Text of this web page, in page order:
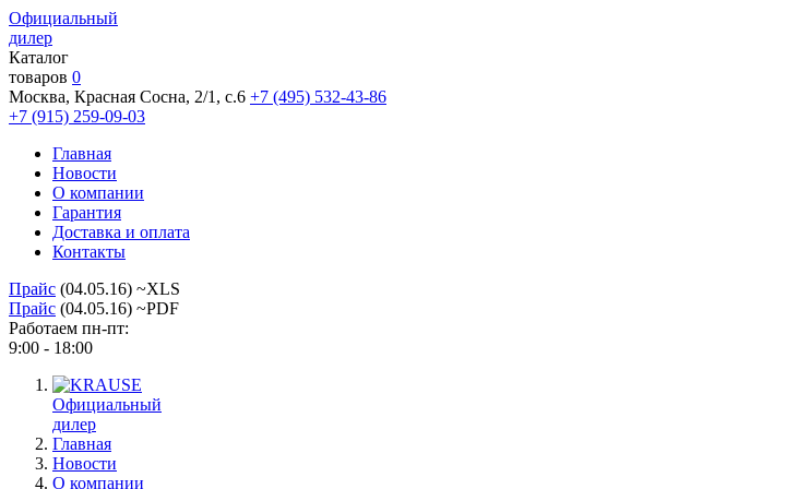
Официальный
дилер
Каталог
товаров 0
Москва, Красная Сосна, 2/1, с.6 +7 (495) 532-43-86
+7 (915) 259-09-03
Главная
Новости
О компании
Гарантия
Доставка и оплата
Контакты
Прайс (04.05.16) ~XLS
Прайс (04.05.16) ~PDF
Работаем пн-пт:
9:00 - 18:00
Официальный
дилер
Главная
Новости
О компании